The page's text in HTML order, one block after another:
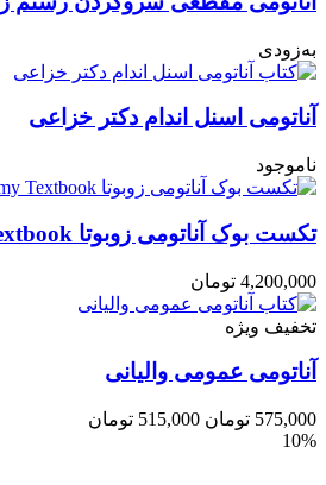
به‌زودی
آناتومی اسنل اندام دکتر خزاعی
ناموجود
تکست بوک آناتومی زوبوتا Sobotta Anatomy Textbook
4,200,000 تومان
تخفیف ویژه
آناتومی عمومی والیانی
575,000 تومان 515,000 تومان
10%